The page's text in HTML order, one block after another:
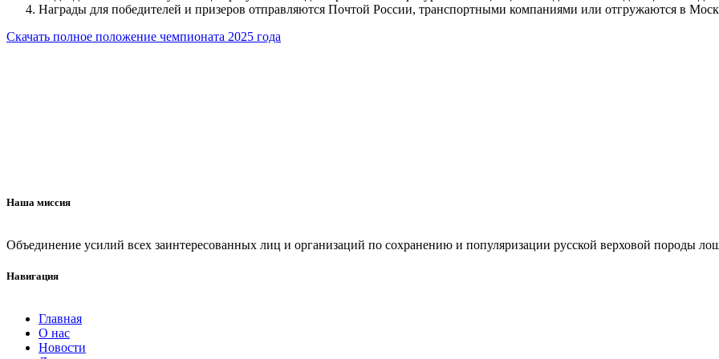
Награды для победителей и призеров отправляются Почтой России, транспортными компаниями или отгружаются в
Скачать полное положение чемпионата 2025 года
Наша миссия
Объединение усилий всех заинтересованных лиц и организаций по сохранению и популяризации русской верховой породы
Навигация
Главная
О нас
Новости